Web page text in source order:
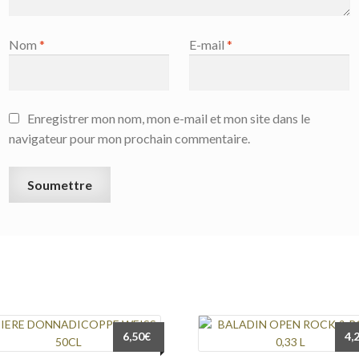
Nom* E-mail*
Enregistrer mon nom, mon e-mail et mon site dans le
navigateur pour mon prochain commentaire.
6,50€